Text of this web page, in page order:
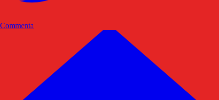
Commenta